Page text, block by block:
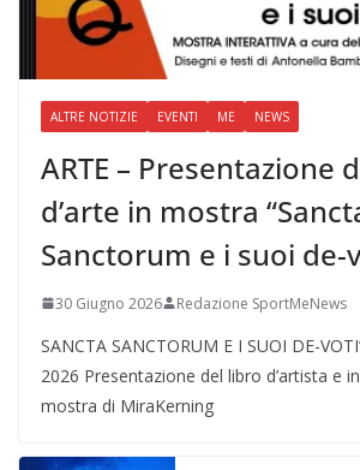
ALTRE NOTIZIE EVENTI ME NEWS
ARTE – Presentazione
d’arte in mostra
Sanctorum e i suoi de-
30 Giugno 2026 Redazione SportMeNews
SANCTA SANCTORUM E I SUOI DE-
2026 Presentazione del libro d’artista e
mostra di MiraKerning